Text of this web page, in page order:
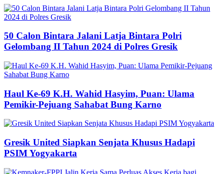
50 Calon Bintara Jalani Latja Bintara Polri
Gelombang II Tahun 2024 di Polres Gresik
Haul Ke-69 K.H. Wahid Hasyim, Puan: Ulama
Pemikir-Pejuang Sahabat Bung Karno
Gresik United Siapkan Senjata Khusus Hadapi
PSIM Yogyakarta